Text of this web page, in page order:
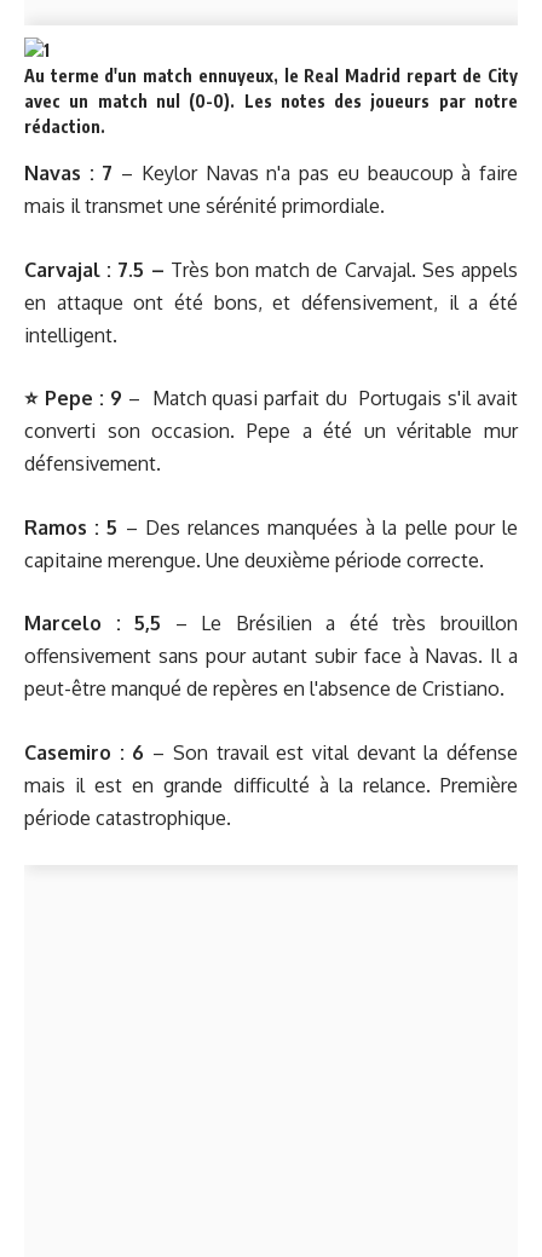
Au terme d'un match ennuyeux, le Real Madrid repart de City
avec un match nul (0-0). Les notes des joueurs par notre
rédaction.
Navas : 7 – Keylor Navas n'a pas eu beaucoup à faire
mais il transmet une sérénité primordiale.
Carvajal : 7.5 – Très bon match de Carvajal. Ses appels
en attaque ont été bons, et défensivement, il a été
intelligent.
⭐️ Pepe : 9 – Match quasi parfait du Portugais s'il avait
converti son occasion. Pepe a été un véritable mur
défensivement.
Ramos : 5 – Des relances manquées à la pelle pour le
capitaine merengue. Une deuxième période correcte.
Marcelo : 5,5 – Le Brésilien a été très brouillon
offensivement sans pour autant subir face à Navas. Il a
peut-être manqué de repères en l'absence de Cristiano.
Casemiro : 6 – Son travail est vital devant la défense
mais il est en grande difficulté à la relance. Première
période catastrophique.